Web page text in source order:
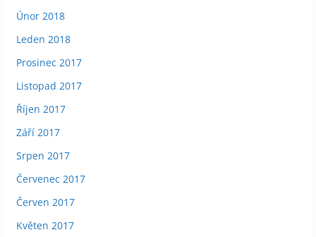
Únor 2018
Leden 2018
Prosinec 2017
Listopad 2017
Říjen 2017
Září 2017
Srpen 2017
Červenec 2017
Červen 2017
Květen 2017